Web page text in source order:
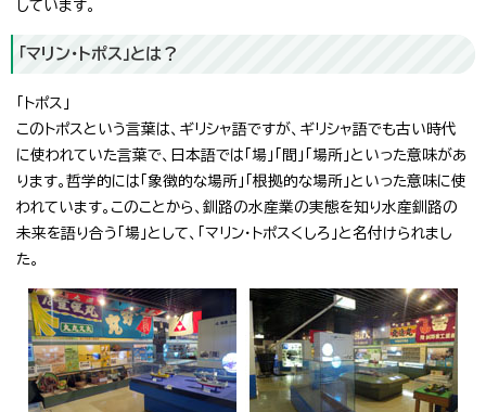
しています。
「マリン・トポス」とは？
「トポス」
このトポスという言葉は、ギリシャ語ですが、ギリシャ語でも古い時代
に使われていた言葉で、日本語では「場」「間」「場所」といった意味があ
ります。哲学的には「象徴的な場所」「根拠的な場所」といった意味に使
われています。このことから、釧路の水産業の実態を知り水産釧路の
未来を語り合う「場」として、「マリン・トポスくしろ」と名付けられまし
た。